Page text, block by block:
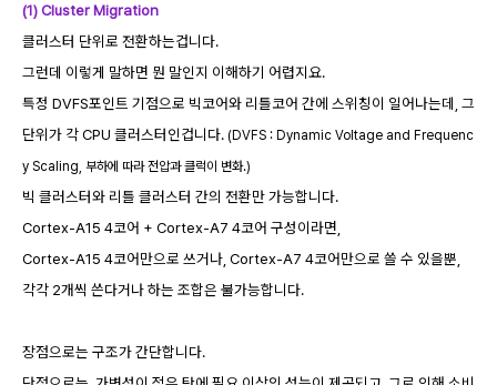
(1) Cluster Migration
클러스터 단위로 전환하는겁니다.
그런데 이렇게 말하면 뭔 말인지 이해하기 어렵지요.
특정 DVFS포인트 기점으로 빅코어와 리틀코어 간에 스위칭이 일어나는데, 그
단위가 각 CPU 클러스터인겁니다. (DVFS : Dynamic Voltage and Frequenc
y Scaling, 부하에 따라 전압과 클럭이 변화.)
빅 클러스터와 리틀 클러스터 간의 전환만 가능합니다.
Cortex-A15 4코어 + Cortex-A7 4코어 구성이라면,
Cortex-A15 4코어만으로 쓰거나, Cortex-A7 4코어만으로 쓸 수 있을뿐,
각각 2개씩 쓴다거나 하는 조합은 불가능합니다.
장점으로는 구조가 간단합니다.